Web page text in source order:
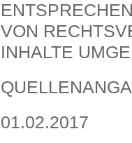
ON
NHALTE
01.02.2017